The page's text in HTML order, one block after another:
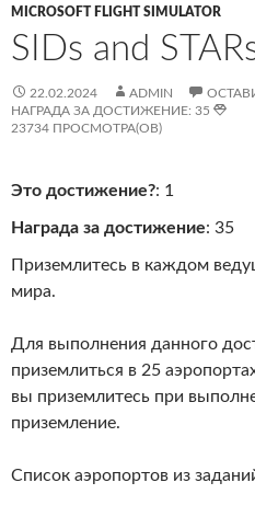
MICROSOFT FLIGHT SIMULATOR
SIDs and
22.02.2024 ADMIN
НАГРАДА ЗА ДОСТИЖЕНИЕ: 35
23734 ПРОСМОТРА(ОВ)
Это достижение?: 1
Награда за достижение: 35
Приземлитесь в каждом
мира.
Для выполнения данного
приземлиться в 25
вы приземлитесь при
приземление.
Список аэропортов из